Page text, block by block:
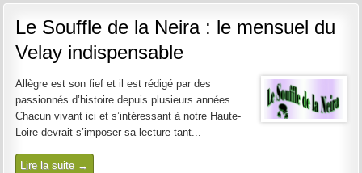
Le Souffle de la Neira : le mensuel du
Velay indispensable
Allègre est son fief et il est rédigé par des
passionnés d’histoire depuis plusieurs années.
Chacun vivant ici et s’intéressant à notre Haute-
Loire devrait s’imposer sa lecture tant...
Lire la suite →